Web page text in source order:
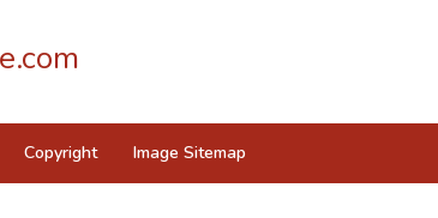
Copyright Image Sitemap